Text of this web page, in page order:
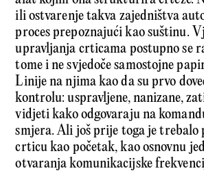
ili ostvarenje takva zajedništva
proces prepoznajući kao suštinu.
upravljanja crticama postupno se
tome i ne svjedoče samostojne
Linije na njima kao da su prvo
kontrolu: uspravljene, nanizane,
vidjeti kako odgovaraju na
smjera. Ali još prije toga je
crticu kao početak, kao osnovnu
otvaranja komunikacijske